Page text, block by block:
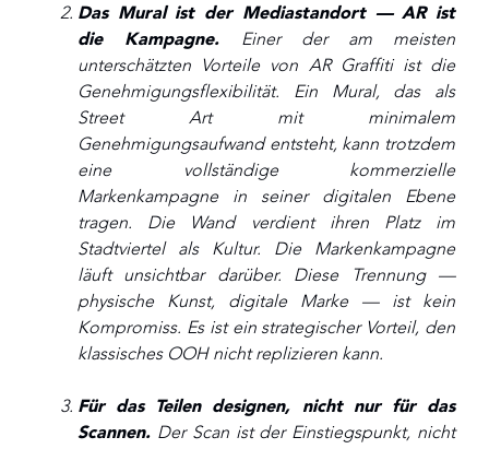
Das Mural ist der Mediastandort — AR ist
die Kampagne. Einer der am meisten
unterschätzten Vorteile von AR Graffiti ist die
Genehmigungsflexibilität. Ein Mural, das als
Street Art mit minimalem
Genehmigungsaufwand entsteht, kann trotzdem
eine vollständige kommerzielle
Markenkampagne in seiner digitalen Ebene
tragen. Die Wand verdient ihren Platz im
Stadtviertel als Kultur. Die Markenkampagne
läuft unsichtbar darüber. Diese Trennung —
physische Kunst, digitale Marke — ist kein
Kompromiss. Es ist ein strategischer Vorteil, den
klassisches OOH nicht replizieren kann.
Für das Teilen designen, nicht nur für das
Scannen. Der Scan ist der Einstiegspunkt, nicht